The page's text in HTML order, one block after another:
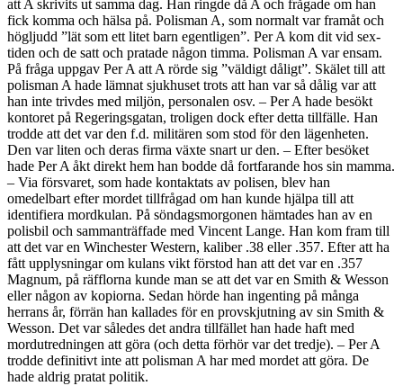
att A skrivits ut samma dag. Han ringde då A och frågade om han
fick komma och hälsa på. Polisman A, som normalt var framåt och
högljudd ”lät som ett litet barn egentligen”. Per A kom dit vid sex-
tiden och de satt och pratade någon timma. Polisman A var ensam.
På fråga uppgav Per A att A rörde sig ”väldigt dåligt”. Skälet till att
polisman A hade lämnat sjukhuset trots att han var så dålig var att
han inte trivdes med miljön, personalen osv. – Per A hade besökt
kontoret på Regeringsgatan, troligen dock efter detta tillfälle. Han
trodde att det var den f.d. militären som stod för den lägenheten.
Den var liten och deras firma växte snart ur den. – Efter besöket
hade Per A åkt direkt hem han bodde då fortfarande hos sin mamma.
– Via försvaret, som hade kontaktats av polisen, blev han
omedelbart efter mordet tillfrågad om han kunde hjälpa till att
identifiera mordkulan. På söndagsmorgonen hämtades han av en
polisbil och sammanträffade med Vincent Lange. Han kom fram till
att det var en Winchester Western, kaliber .38 eller .357. Efter att ha
fått upplysningar om kulans vikt förstod han att det var en .357
Magnum, på räfflorna kunde man se att det var en Smith & Wesson
eller någon av kopiorna. Sedan hörde han ingenting på många
herrans år, förrän han kallades för en provskjutning av sin Smith &
Wesson. Det var således det andra tillfället han hade haft med
mordutredningen att göra (och detta förhör var det tredje). – Per A
trodde definitivt inte att polisman A har med mordet att göra. De
hade aldrig pratat politik.